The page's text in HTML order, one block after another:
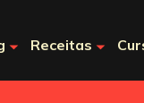
Receitas